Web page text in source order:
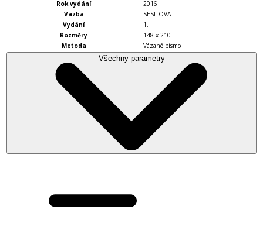
Rok vydání
2016
Vazba
SESITOVA
Vydání
1.
Rozměry
148 x 210
Metoda
Vázané písmo
Všechny parametry